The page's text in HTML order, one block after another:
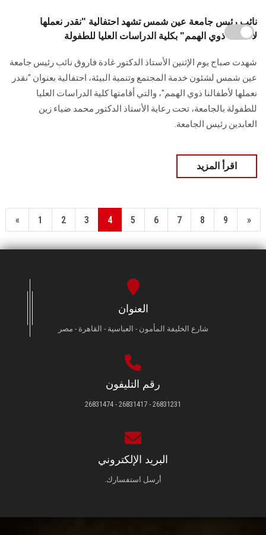
نائب رئيس جامعة عين شمس تشهد احتفالية "نقدر نعملها
لأطفالنا ذوي الهمم" بكلية الدراسات العليا للطفولة
شهدت صباح يوم الإثنين الأستاذ الدكتور غادة فاروق نائب رئيس جامعة
عين شمس لشئون خدمة المجتمع وتنمية البيئة، احتفالية بعنوان "نقدر
نعملها لأطفالنا ذوي الهمم"، والتي أقامتها كلية الدراسات العليا
للطفولة بالجامعة، تحت رعاية الأستاذ الدكتور محمد ضياء زين
العابدين رئيس الجامعة.
اقرأ المزيد
« 1 2 3 4 5 6 7 8 9 »
العنوان
شارع الخليفة المأمون - العباسية - القاهرة - مصر
رقم التليفون
26831231 - 26831417 - 26831474
البريد الإلكتروني
أرسل استفسارك.